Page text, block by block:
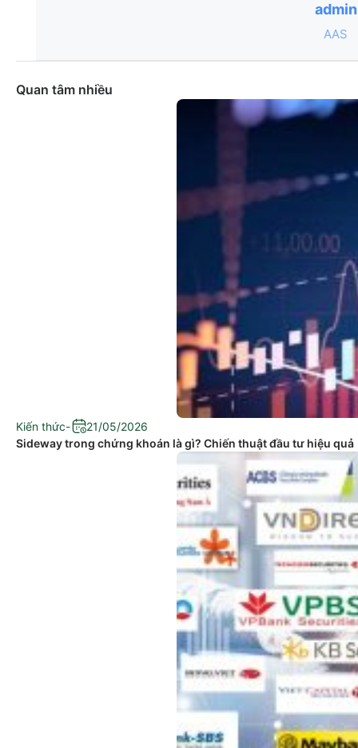
admin
AAS
Quan tâm nhiều
Kiến thức-
21/05/2026
Sideway trong chứng khoán là gì? Chiến thuật đầu tư hiệu quả